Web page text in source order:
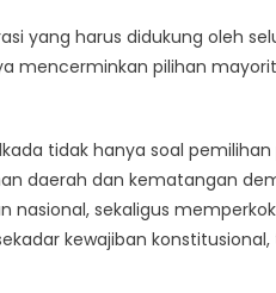
yang harus didukung oleh
mencerminkan pilihan
tidak hanya soal
daerah dan kematangan
sekaligus
kewajiban